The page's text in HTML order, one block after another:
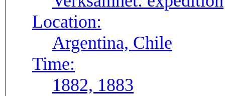
Location:
Argentina, Chile
Time:
1882, 1883